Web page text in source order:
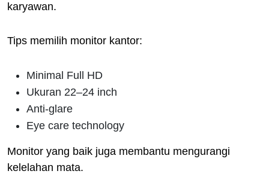
karyawan.
Tips memilih monitor kantor:
Minimal Full HD
Ukuran 22–24 inch
Anti-glare
Eye care technology
Monitor yang baik juga membantu mengurangi
kelelahan mata.